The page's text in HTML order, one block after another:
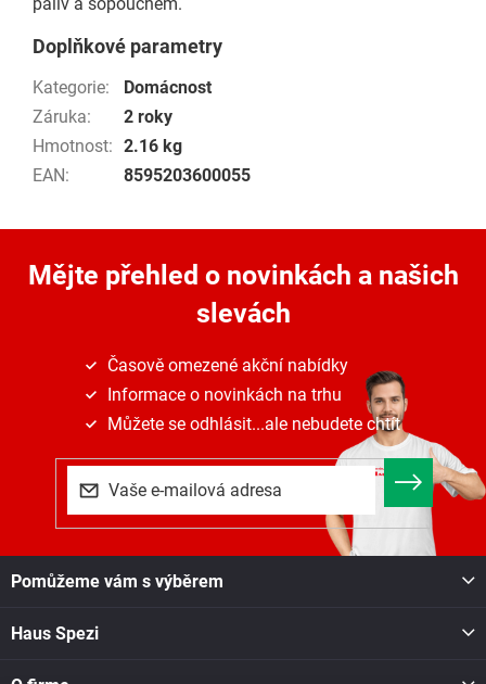
paliv a sopouchem.
Doplňkové parametry
Kategorie:
Domácnost
Záruka:
2 roky
Hmotnost: 2.16 kg
EAN: 8595203600055
Mějte přehled o novinkách a našich
slevách
Časově omezené akční nabídky
Informace o novinkách na trhu
Můžete se odhlásit...ale nebudete chtít
Pomůžeme vám s výběrem
Haus Spezi